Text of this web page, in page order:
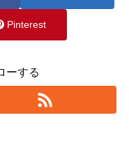
Pinterest
ーする